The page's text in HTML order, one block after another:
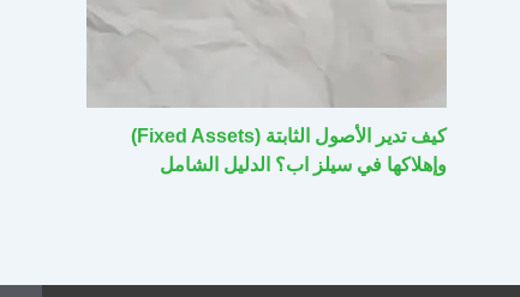
كيف تدير الأصول الثابتة (Fixed Assets)
وإهلاكها في سيلز اب؟ الدليل الشامل